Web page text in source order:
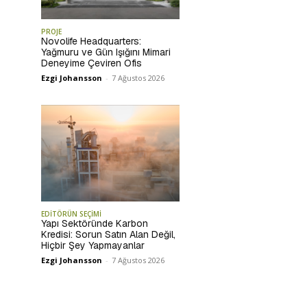
PROJE
Novolife Headquarters:
Yağmuru ve Gün Işığını Mimari
Deneyime Çeviren Ofis
Ezgi Johansson - 7 Ağustos 2026
EDİTÖRÜN SEÇİMİ
Yapı Sektöründe Karbon
Kredisi: Sorun Satın Alan Değil,
Hiçbir Şey Yapmayanlar
Ezgi Johansson - 7 Ağustos 2026